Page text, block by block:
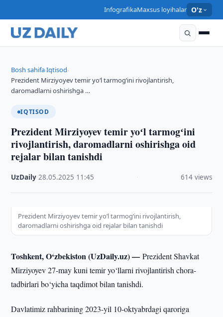
InfografikaMaxsus loyihalar O'z
Bosh sahifa›Iqtisod›
Prezident Mirziyoyev temir yoʻl tarmogʻini rivojlantirish,
daromadlarni oshirishga …
IQTISOD
Prezident Mirziyoyev temir yoʻl tarmogʻini
rivojlantirish, daromadlarni oshirishga oid
rejalar bilan tanishdi
UzDaily ·28.05.2025 11:45 614 views
Prezident Mirziyoyev temir yoʻl tarmogʻini rivojlantirish,
daromadlarni oshirishga oid rejalar bilan tanishdi
Toshkent, O‘zbekiston (UzDaily.uz) —Prezident Shavkat
Mirziyoyev 27-may kuni temir yo‘llarni rivojlantirish chora-
tadbirlari bo‘yicha taqdimot bilan tanishdi.
Davlatimiz rahbarining 2023-yil 10-oktyabrdagi qaroriga